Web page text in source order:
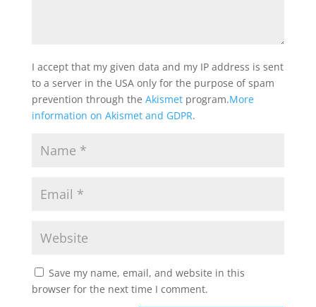
I accept that my given data and my IP address is sent
to a server in the USA only for the purpose of spam
prevention through the Akismetprogram.More
information on Akismet and GDPR.
Save my name, email, and website in this
browser for the next time I comment.